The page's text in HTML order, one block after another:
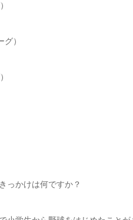
）
っかけは何ですか？